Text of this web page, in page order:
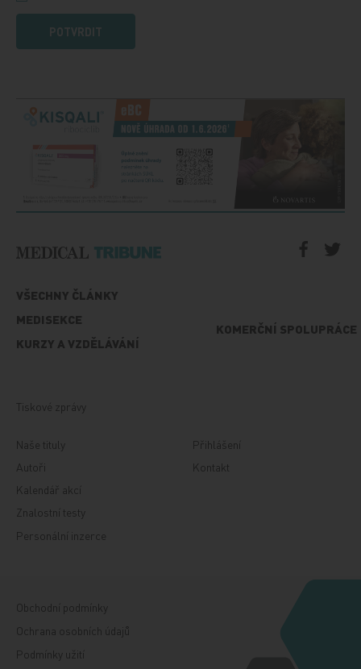
POTVRDIT
VŠECHNY ČLÁNKY
MEDISEKCE
KURZY A VZDĚLÁVÁNÍ
KOMERČNÍ SPOLUPRÁCE
Tiskové zprávy
Naše tituly
Autoři
Kalendář akcí
Znalostní testy
Personální inzerce
Přihlášení
Kontakt
Obchodní podmínky
Ochrana osobních údajů
Podmínky užití